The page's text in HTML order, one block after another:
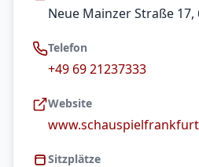
Neue Mainzer Straße
Telefon
+49 69 21237333
Website
Sitzplätze